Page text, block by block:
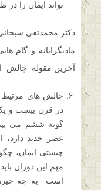
تواند ایمان را
دکتر محمدتقی
مادیگرایانه و گام
آخرین مقوله چالش
چالش های مرتیط
در قرن بیست و
گونه ششم می
عصر جدید دارد،
چیستی ایمان،
مهم این دوران
است به چه